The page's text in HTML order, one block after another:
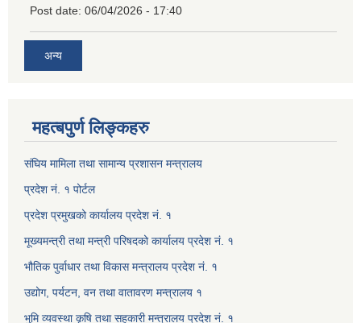
Post date: 06/04/2026 - 17:40
अन्य
महत्बपुर्ण लिङ्कहरु
संघिय मामिला तथा सामान्य प्रशासन मन्त्रालय
प्रदेश नं. १ पोर्टल
प्रदेश प्रमुखको कार्यालय प्रदेश नं. १
मूख्यमन्त्री तथा मन्त्री परिषदको कार्यालय प्रदेश नं. १
भौतिक पुर्वाधार तथा विकास मन्त्रालय प्रदेश नं. १
उद्योग, पर्यटन, वन तथा वातावरण मन्त्रालय १
भुमि व्यवस्था कृषि तथा सहकारी मन्त्रालय प्रदेश नं. १